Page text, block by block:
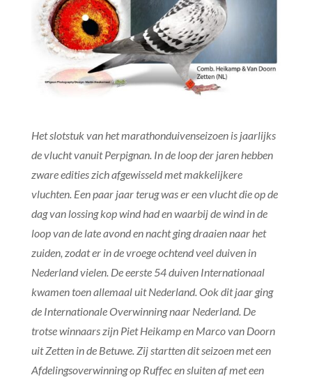
Het slotstuk van het marathonduivenseizoen is jaarlijks
de vlucht vanuit Perpignan. In de loop der jaren hebben
zware edities zich afgewisseld met makkelijkere
vluchten. Een paar jaar terug was er een vlucht die op de
dag van lossing kop wind had en waarbij de wind in de
loop van de late avond en nacht ging draaien naar het
zuiden, zodat er in de vroege ochtend veel duiven in
Nederland vielen. De eerste 54 duiven Internationaal
kwamen toen allemaal uit Nederland. Ook dit jaar ging
de Internationale Overwinning naar Nederland. De
trotse winnaars zijn Piet Heikamp en Marco van Doorn
uit Zetten in de Betuwe. Zij startten dit seizoen met een
Afdelingsoverwinning op Ruffec en sluiten af met een